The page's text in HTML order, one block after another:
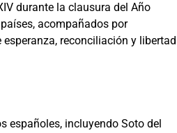
durante la clausura del Año
acompañados por
reconciliación y libertad
españoles, incluyendo Soto del